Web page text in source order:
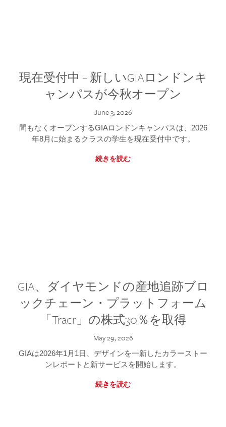
現在受付中 – 新しいGIAロンドンキ
ャンパスが今秋オープン
June 3, 2026
間もなくオープンするGIAロンドンキャンパスは、2026
年8月に始まるクラスの学生を現在受付中です。
続きを読む
GIA、ダイヤモンドの産地追跡ブロ
ックチェーン・プラットフォーム
「Tracr」の株式30％を取得
May 29, 2026
GIAは2026年1月1日、デザインを一新したカラーストー
ンレポートと新サービスを開始します。
続きを読む